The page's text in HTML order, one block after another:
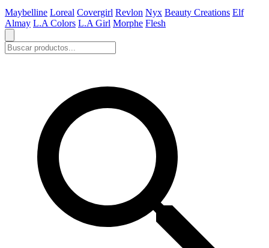
Maybelline Loreal Covergirl Revlon Nyx Beauty Creations Elf
Almay L.A Colors L.A Girl Morphe Flesh